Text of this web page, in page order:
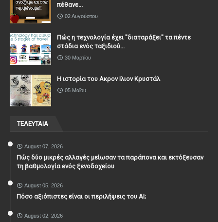
πέθανε...
02 Αυγούστου
Πώς η τεχνολογία έχει ''διαταράξει'' τα πέντε
στάδια ενός ταξιδιού...
30 Μαρτίου
Η ιστορία του Ακρον Ιλιον Κρυστάλ
05 Μαΐου
ΤΕΛΕΥΤΑΙΑ
August 07, 2026
Πώς δύο μικρές αλλαγές μείωσαν τα παράπονα και εκτόξευσαν
τη βαθμολογία ενός ξενοδοχείου
August 05, 2026
Πόσο αξιόπιστες είναι οι περιλήψεις του ΑΙ;
August 02, 2026